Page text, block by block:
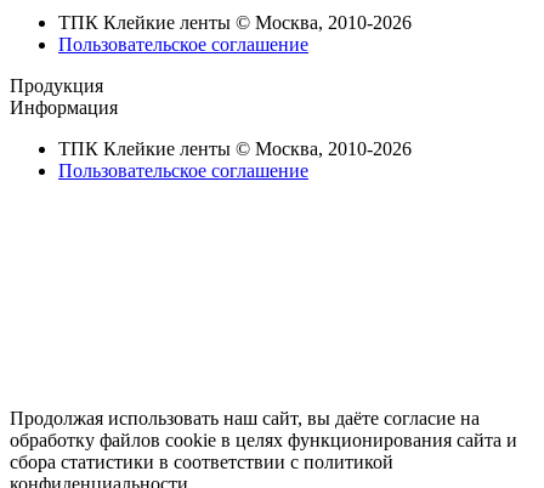
ТПК Клейкие ленты © Москва, 2010-2026
Пользовательское соглашение
Продукция
Информация
ТПК Клейкие ленты © Москва, 2010-2026
Пользовательское соглашение
Продолжая использовать наш сайт, вы даёте согласие на
обработку файлов cookie в целях функционирования сайта и
сбора статистики в соответствии с политикой
конфиденциальности